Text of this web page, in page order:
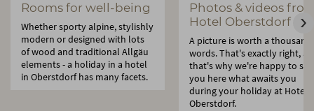
Rooms for well-being
Whether sporty alpine, stylishly
modern or designed with lots
of wood and traditional Allgäu
elements - a holiday in a hotel
in Oberstdorf has many facets.
Photos & videos
Hotel Oberstdorf
A picture is worth a thousand
words. That's exactly right,
that's why we're happy to
you here what awaits you
during your holiday at Hotel
Oberstdorf.